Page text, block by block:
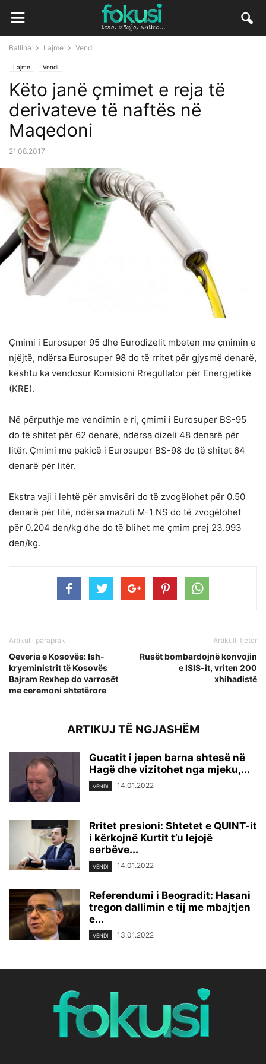
Ballina Lajme Vendi
Lajme Vendi
Këto janë çmimet e reja të
derivateve të naftës në
Maqedoni
21.08.2017
Çmimi i Eurosuper 95 dhe Eurodizelit mbeten me çmimin e
njëjtë, ndërsa Eurosuper 98 do të rritet për gjysmë denarë,
kështu ka vendosur Komisioni Rregullator për Energjetikë
(KRE).
Në përputhje me vendimin e ri, çmimi i Eurosuper BS-95
do të shitet për 62 denarë, ndërsa dizeli 48 denarë për
litër. Çmimi me pakicë i Eurosuper BS-98 do të shitet 64
denarë për litër.
Ekstra vaji i lehtë për amvisëri do të zvogëlohet për 0.50
denarë për litë, ndërsa mazuti M-1 NS do të zvogëlohet
për 0.204 den/kg dhe do të blihet me çmim prej 23.993
den/kg.
Artikulli paraprak
Qeveria e Kosovës: Ish-
kryeministrit të Kosovës
Bajram Rexhep do varrosët
me ceremoni shtetërore
Artikulli tjetër
Rusët bombardojnë konvojin
e ISIS-it, vriten 200
xhihadistë
ARTIKUJ TË NGJASHËM
Gucatit i jepen barna shtesë në
Hagë dhe vizitohet nga mjeku,...
VENDI 14.01.2022
Rritet presioni: Shtetet e QUINT-it
i kërkojnë Kurtit t’u lejojë
serbëve...
VENDI 14.01.2022
Referendumi i Beogradit: Hasani
tregon dallimin e tij me mbajtjen
e...
VENDI 13.01.2022